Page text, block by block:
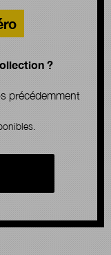
?
précédemment